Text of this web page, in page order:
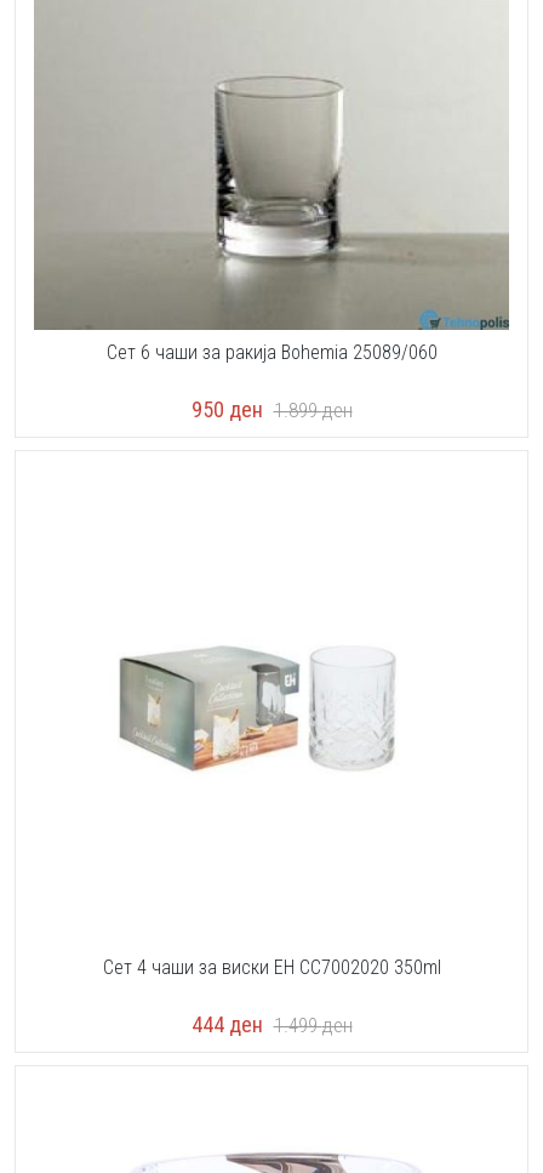
Сет 6 чаши за ракија Bohemia 25089/060
950 ден 1.899ден
Сет 4 чаши за виски EH CC7002020 350ml
444 ден 1.499ден